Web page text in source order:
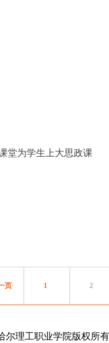
堂为学生上大思政课
页 1 2
尔理工职业学院版权所有